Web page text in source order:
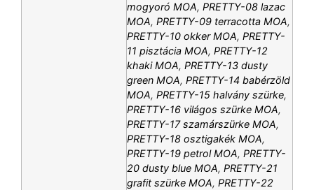
mogyoró MOA, PRETTY-08 lazac
MOA, PRETTY-09 terracotta MOA,
PRETTY-10 okker MOA, PRETTY-
11 pisztácia MOA, PRETTY-12
khaki MOA, PRETTY-13 dusty
green MOA, PRETTY-14 babérzöld
MOA, PRETTY-15 halvány szürke,
PRETTY-16 világos szürke MOA,
PRETTY-17 szamárszürke MOA,
PRETTY-18 osztigakék MOA,
PRETTY-19 petrol MOA, PRETTY-
20 dusty blue MOA, PRETTY-21
grafit szürke MOA, PRETTY-22